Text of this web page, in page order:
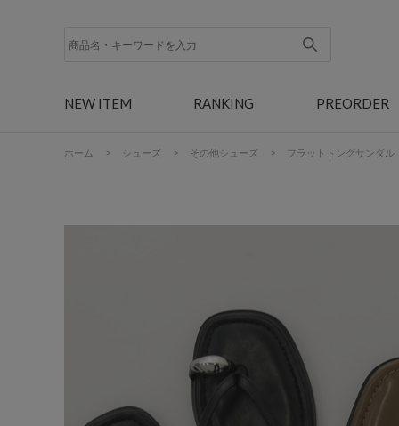
NEW ITEM RANKING PREORDER
ホーム > シューズ > その他シューズ > フラットトングサンダル